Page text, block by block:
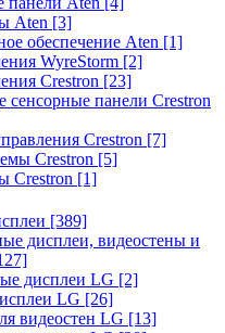
Aten [3]
обеспечение Aten [1]
WyreStorm [2]
Crestron [23]
сенсорные панели Crestron
Crestron [7]
Crestron [5]
Crestron [1]
[389]
дисплеи, видеостены и
дисплеи LG [2]
LG [26]
видеостен LG [13]